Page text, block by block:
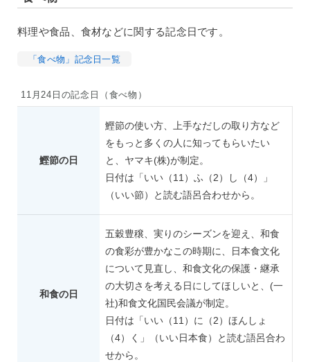
料理や食品、食材などに関する記念日です。
「食べ物」記念日一覧
11月24日の記念日（食べ物）
鰹節の日
鰹節の使い方、上手なだしの取り方など
をもっと多くの人に知ってもらいたい
と、ヤマキ(株)が制定。
日付は「いい（11）ふ（2）し（4）」
（いい節）と読む語呂合わせから。
和食の日
五穀豊穣、実りのシーズンを迎え、和食
の食彩が豊かなこの時期に、日本食文化
について見直し、和食文化の保護・継承
の大切さを考える日にしてほしいと、(一
社)和食文化国民会議が制定。
日付は「いい（11）に（2）ほんしょ
（4）く」（いい日本食）と読む語呂合わ
せから。